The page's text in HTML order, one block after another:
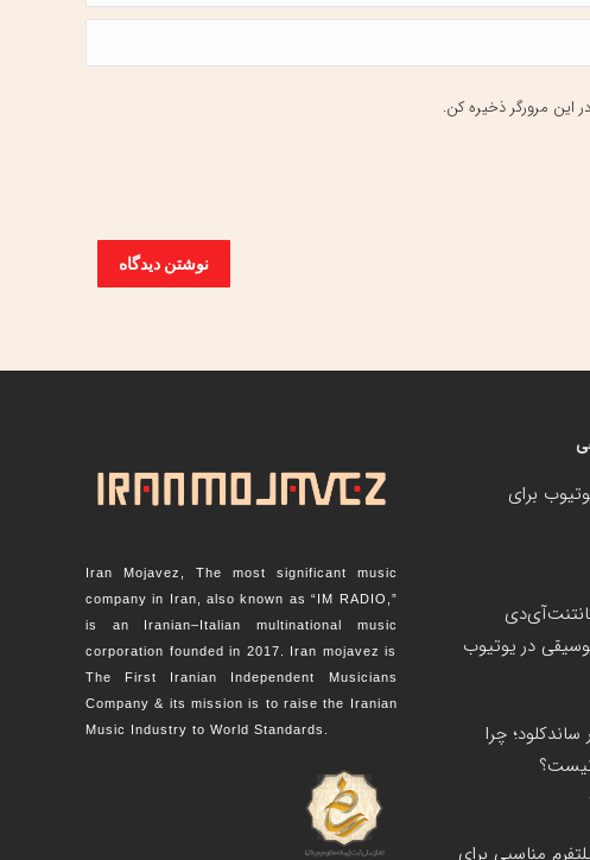
این مرورگر ذخیره کن.
نوشتن دیدگاه
برای
چرا
مناسبی برای
Iran Mojavez, The most significant music
company in Iran, also known as “IM RADIO,”
is an Iranian–Italian multinational music
corporation founded in 2017. Iran mojavez is
The First Iranian Independent Musicians
Company & its mission is to raise the Iranian
Music Industry to World Standards.